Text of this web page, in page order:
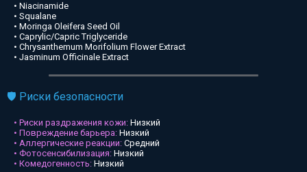
• Niacinamide
• Squalane
• Moringa Oleifera Seed Oil
• Caprylic/Capric Triglyceride
• Chrysanthemum Morifolium Flower Extract
• Jasminum Officinale Extract
🛡️ Риски безопасности
• Риски раздражения кожи: Низкий
• Повреждение барьера: Низкий
• Аллергические реакции: Средний
• Фотосенсибилизация: Низкий
• Комедогенность: Низкий